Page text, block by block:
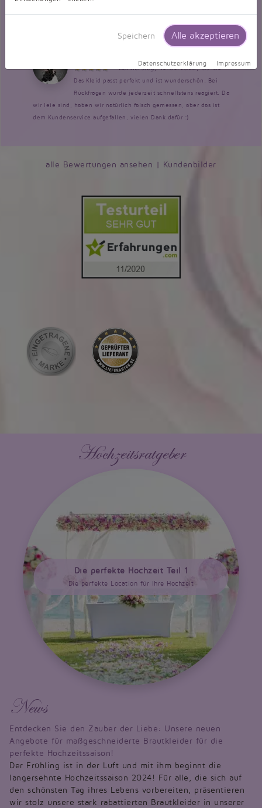
kann es jedem Empfehlen. Preis Leistung einfach TOP!
Donnerstag, 12.02.2026, 09:02
Das Kleid passt perfekt und ist wunderschön. Bei
Rückfragen wurde jederzeit schnellstens reagiert. Da
wir leie sind, haben wir natürlich falsch gemessen, aber das ist
dem Kundenservice aufgefallen, vielen Dank dafür :)
alle Bewertungen ansehen | Kundenbilder
Die perfekte Hochzeit Teil 1
Die perfekte Location für Ihre Hochzeit
News
Entdecken Sie den Zauber der Liebe: Unsere neuen
Angebote für maßgeschneiderte Brautkleider für die
Der Frühling ist in der Luft und mit ihm beginnt die
den schönsten Tag ihres Lebens vorbereiten, präsentieren
wir stolz unsere stark rabattierten Brautkleider in unserer
brandneuen Kategorie „Angebote“.
Sonntag, 21.01.2024, 12:38
Speichern Alle akzeptieren
Datenschutzerklärung Impressum